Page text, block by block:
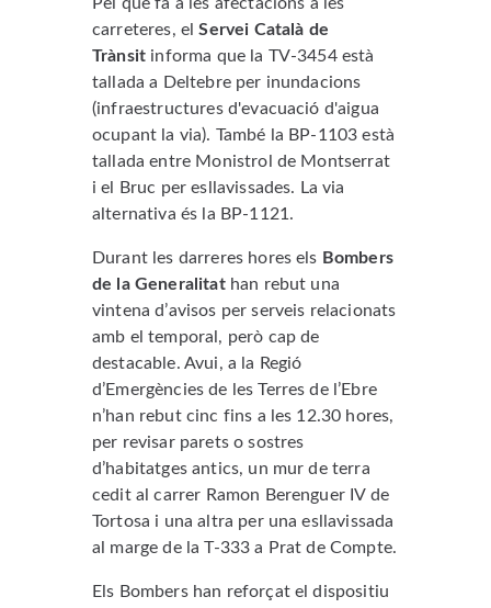
carreteres, elServei Català de
Trànsit informa que la TV-3454 està
tallada a Deltebre per inundacions
(infraestructures d'evacuació d'aigua
ocupant la via). També la BP-1103 està
tallada entre Monistrol de Montserrat
i el Bruc per esllavissades. La via
alternativa és la BP-1121.
Durant les darreres hores els Bombers
de la Generalitathan rebut una
vintena d’avisos per serveis relacionats
amb el temporal, però cap de
destacable. Avui, a la Regió
d’Emergències de les Terres de l’Ebre
n’han rebut cinc fins a les 12.30 hores,
per revisar parets o sostres
d’habitatges antics, un mur de terra
cedit al carrer Ramon Berenguer IV de
Tortosa i una altra per una esllavissada
al marge de la T-333 a Prat de Compte.
Els Bombers han reforçat el dispositiu